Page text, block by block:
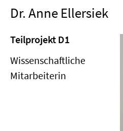
Dr. Anne Ellersiek
Teilprojekt D1
Wissenschaftliche
Mitarbeiterin